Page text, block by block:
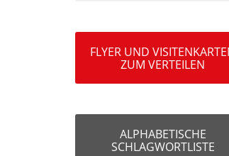
FLYER UND
ZUM VERTEILEN
ALPHABETISCHE
SCHLAGWORTLISTE